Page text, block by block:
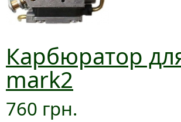
Карбюратор
mark2
760 грн.